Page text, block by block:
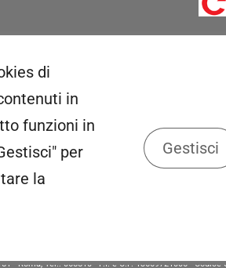
Tel.: 065510 - P.I. e C.F. 13669721006 -
di
in
funzioni in
per
la
Gestisci